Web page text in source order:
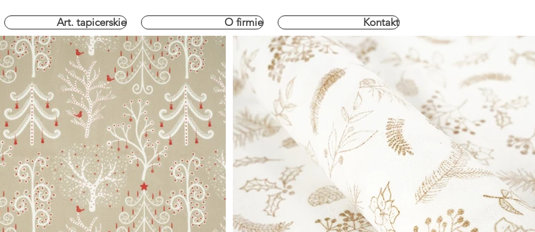
Art. tapicerskie O firmie Kontakt